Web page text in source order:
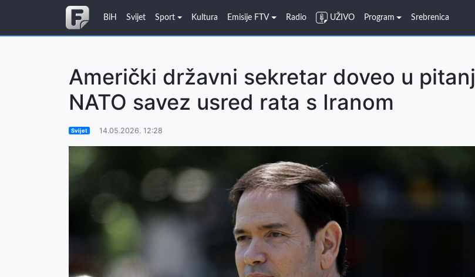
BiH Svijet Sport Kultura Emisije FTV Radio UŽIVO Program Srebrenica
Američki državni sekretar doveo u
NATO savez usred rata s Iranom
Svijet 14.05.2026. 12:28